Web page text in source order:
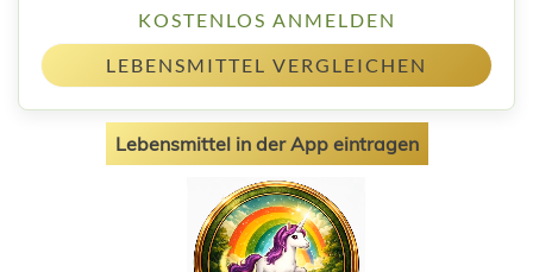
KOSTENLOS ANMELDEN
LEBENSMITTEL VERGLEICHEN
Lebensmittel in der App eintragen